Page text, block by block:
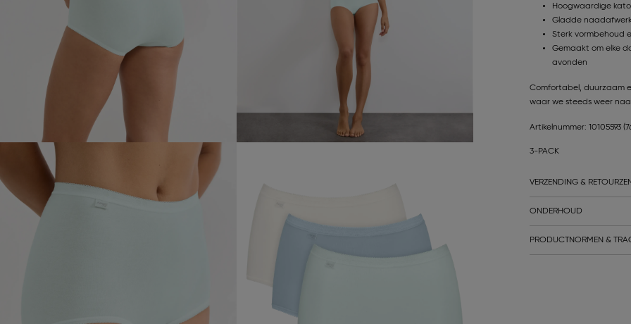
Hoogwaardige
Gladde
Sterk vormbehoud
Gemaakt om elke
avonden
Comfortabel, duurzaam
waar we steeds weer
Artikelnummer: 10105593
3-PACK
VERZENDING &
ONDERHOUD
PRODUCTNORMEN &